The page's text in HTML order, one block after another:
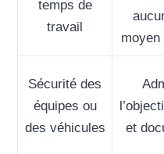
temps de
travail
moyen
Sécurité des
équipes ou
des véhicules
et